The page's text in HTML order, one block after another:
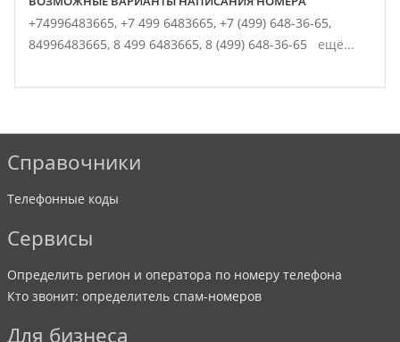
+74996483665, +7 499 6483665, +7 (499) 648-36-65,
84996483665, 8 499 6483665, 8 (499) 648-36-65 ещё...
Справочники
Телефонные коды
Сервисы
Определить регион и оператора по номеру телефона
Кто звонит: определитель спам-номеров
Для бизнеса